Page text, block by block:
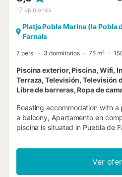
17 opiniones
Platja Pobla Marina (la Pobla
Farnals
7 pers. 3 dormitorios 75 m²
Piscina exterior, Piscina, Wifi,
Terraza, Televisión, Televisión
Libre de barreras, Ropa de
Boasting accommodation with
a balcony, Apartamento en
piscina is situated in Puebla de
Ver